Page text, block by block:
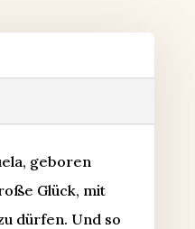
geboren
Glück, mit
dürfen. Und so